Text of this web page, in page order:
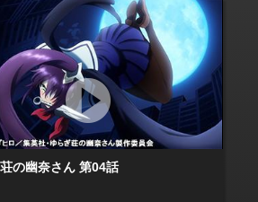
の幽奈さん 第04話